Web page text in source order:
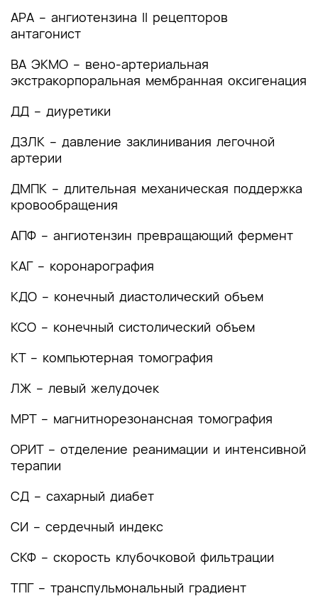
2.1 Жалобы и анамнез
2.3 Лабораторные диагностические
исследования
2.4 Инструментальные диагностические
исследования
2.5 Иные диагностические исследования
3. Лечение, включая медикаментозную и
немедикаментозную терапии, диетотерапию,
противопоказания к применению методов
курортное лечение, медицинские показания и
медицинской реабилитации, в том числе
основанных на использовании природных
лечебных факторов
5. Профилактика и диспансерное наблюдение,
медицинские показания и противопоказания к
применению методов профилактики
6. Организация оказания медицинской помощи
факторы, влияющие на исход заболевания или
помощи
Список литературы
АРА – ангиотензина II рецепторов
антагонист
ВА ЭКМО – вено-артериальная
экстракорпоральная мембранная оксигенация
ДД – диуретики
ДЗЛК – давление заклинивания легочной
артерии
ДМПК – длительная механическая поддержка
кровообращения
АПФ – ангиотензин превращающий фермент
КАГ – коронарография
КДО – конечный диастолический объем
КСО – конечный систолический объем
КТ – компьютерная томография
ЛЖ – левый желудочек
МРТ – магнитнорезонансная томография
ОРИТ – отделение реанимации и интенсивной
терапии
СД – сахарный диабет
СИ – сердечный индекс
СКФ – скорость клубочковой фильтрации
ТПГ – транспульмональный градиент